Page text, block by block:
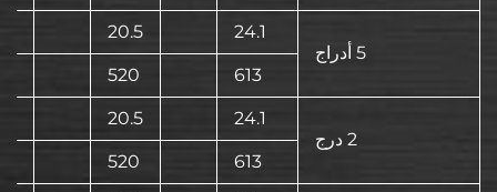
5 أدراج
24.1
20.5
613
520
2 درج
24.1
20.5
613
520